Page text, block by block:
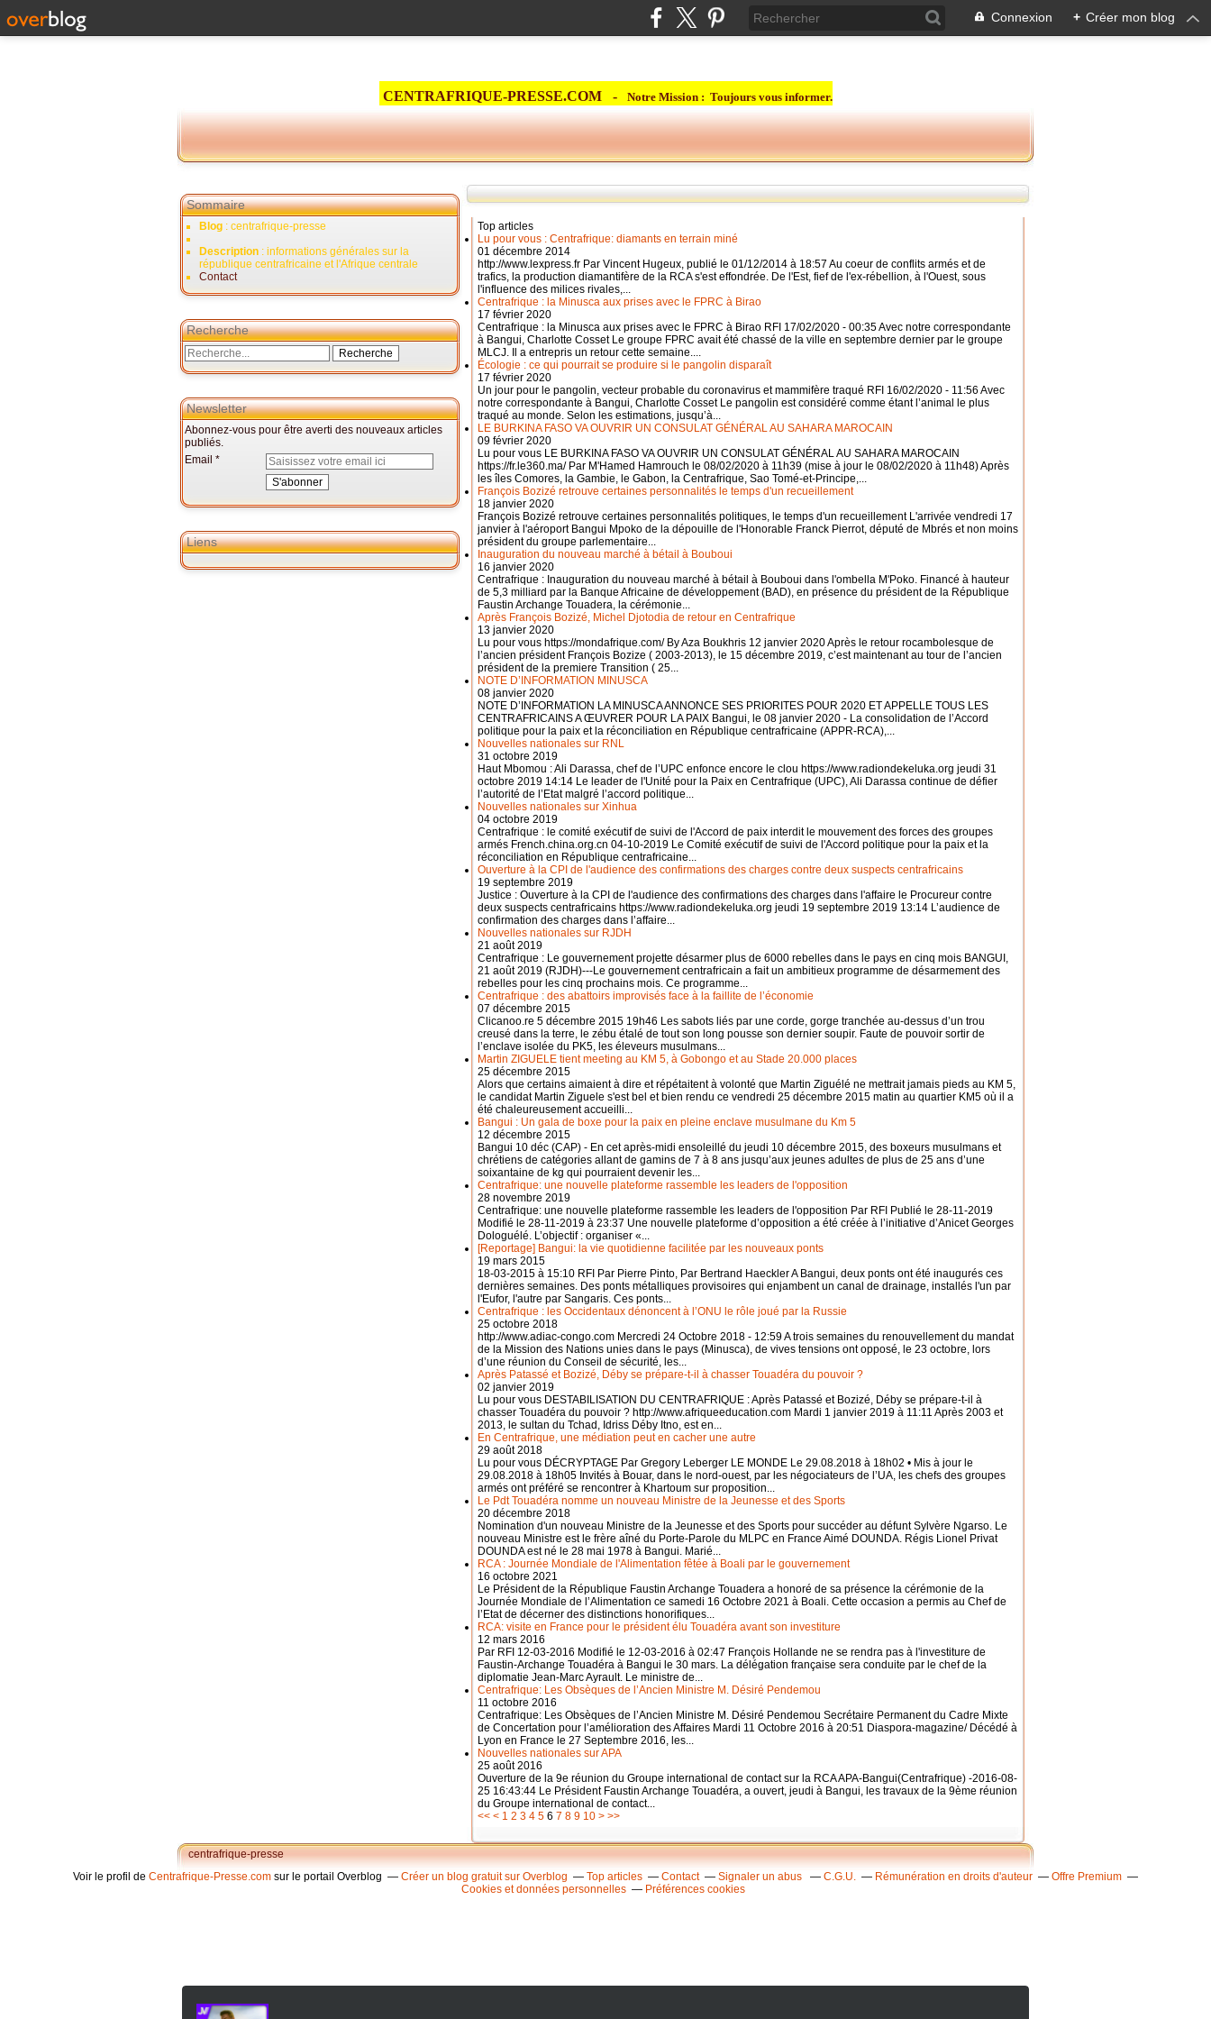
Connexion + Créer mon blog
CENTRAFRIQUE-PRESSE.COM - Notre Mission : Toujours vous informer.
Sommaire
Blog : centrafrique-presse
Description : informations générales sur la
république centrafricaine et l'Afrique centrale
Contact
Recherche
Newsletter
Abonnez-vous pour être averti des nouveaux articles
publiés.
Email
Liens
Top articles
Lu pour vous : Centrafrique: diamants en terrain miné
01 décembre 2014
http://www.lexpress.fr Par Vincent Hugeux, publié le 01/12/2014 à 18:57 Au coeur de conflits armés et de
trafics, la production diamantifère de la RCA s'est effondrée. De l'Est, fief de l'ex-rébellion, à l'Ouest, sous
l'influence des milices rivales,...
Centrafrique : la Minusca aux prises avec le FPRC à Birao
17 février 2020
Centrafrique : la Minusca aux prises avec le FPRC à Birao RFI 17/02/2020 - 00:35 Avec notre correspondante
à Bangui, Charlotte Cosset Le groupe FPRC avait été chassé de la ville en septembre dernier par le groupe
MLCJ. Il a entrepris un retour cette semaine....
Écologie : ce qui pourrait se produire si le pangolin disparaît
17 février 2020
Un jour pour le pangolin, vecteur probable du coronavirus et mammifère traqué RFI 16/02/2020 - 11:56 Avec
notre correspondante à Bangui, Charlotte Cosset Le pangolin est considéré comme étant l’animal le plus
traqué au monde. Selon les estimations, jusqu’à...
LE BURKINA FASO VA OUVRIR UN CONSULAT GÉNÉRAL AU SAHARA MAROCAIN
09 février 2020
Lu pour vous LE BURKINA FASO VA OUVRIR UN CONSULAT GÉNÉRAL AU SAHARA MAROCAIN
https://fr.le360.ma/ Par M'Hamed Hamrouch le 08/02/2020 à 11h39 (mise à jour le 08/02/2020 à 11h48) Après
les îles Comores, la Gambie, le Gabon, la Centrafrique, Sao Tomé-et-Principe,...
François Bozizé retrouve certaines personnalités le temps d'un recueillement
18 janvier 2020
François Bozizé retrouve certaines personnalités politiques, le temps d'un recueillement L'arrivée vendredi 17
janvier à l'aéroport Bangui Mpoko de la dépouille de l'Honorable Franck Pierrot, député de Mbrés et non moins
président du groupe parlementaire...
Inauguration du nouveau marché à bétail à Bouboui
16 janvier 2020
Centrafrique : Inauguration du nouveau marché à bétail à Bouboui dans l'ombella M'Poko. Financé à hauteur
de 5,3 milliard par la Banque Africaine de développement (BAD), en présence du président de la République
Faustin Archange Touadera, la cérémonie...
Après François Bozizé, Michel Djotodia de retour en Centrafrique
13 janvier 2020
Lu pour vous https://mondafrique.com/ By Aza Boukhris 12 janvier 2020 Après le retour rocambolesque de
l’ancien président François Bozize ( 2003-2013), le 15 décembre 2019, c’est maintenant au tour de l’ancien
président de la premiere Transition ( 25...
NOTE D’INFORMATION MINUSCA
08 janvier 2020
NOTE D’INFORMATION LA MINUSCA ANNONCE SES PRIORITES POUR 2020 ET APPELLE TOUS LES
CENTRAFRICAINS A ŒUVRER POUR LA PAIX Bangui, le 08 janvier 2020 - La consolidation de l’Accord
politique pour la paix et la réconciliation en République centrafricaine (APPR-RCA),...
Nouvelles nationales sur RNL
31 octobre 2019
Haut Mbomou : Ali Darassa, chef de l’UPC enfonce encore le clou https://www.radiondekeluka.org jeudi 31
octobre 2019 14:14 Le leader de l'Unité pour la Paix en Centrafrique (UPC), Ali Darassa continue de défier
l’autorité de l’Etat malgré l’accord politique...
Nouvelles nationales sur Xinhua
04 octobre 2019
Centrafrique : le comité exécutif de suivi de l'Accord de paix interdit le mouvement des forces des groupes
armés French.china.org.cn 04-10-2019 Le Comité exécutif de suivi de l'Accord politique pour la paix et la
réconciliation en République centrafricaine...
Ouverture à la CPI de l'audience des confirmations des charges contre deux suspects centrafricains
19 septembre 2019
Justice : Ouverture à la CPI de l'audience des confirmations des charges dans l'affaire le Procureur contre
deux suspects centrafricains https://www.radiondekeluka.org jeudi 19 septembre 2019 13:14 L’audience de
confirmation des charges dans l’affaire...
Nouvelles nationales sur RJDH
21 août 2019
Centrafrique : Le gouvernement projette désarmer plus de 6000 rebelles dans le pays en cinq mois BANGUI,
21 août 2019 (RJDH)---Le gouvernement centrafricain a fait un ambitieux programme de désarmement des
rebelles pour les cinq prochains mois. Ce programme...
Centrafrique : des abattoirs improvisés face à la faillite de l’économie
07 décembre 2015
Clicanoo.re 5 décembre 2015 19h46 Les sabots liés par une corde, gorge tranchée au-dessus d’un trou
creusé dans la terre, le zébu étalé de tout son long pousse son dernier soupir. Faute de pouvoir sortir de
l’enclave isolée du PK5, les éleveurs musulmans...
Martin ZIGUELE tient meeting au KM 5, à Gobongo et au Stade 20.000 places
25 décembre 2015
Alors que certains aimaient à dire et répétaitent à volonté que Martin Ziguélé ne mettrait jamais pieds au KM 5,
le candidat Martin Ziguele s'est bel et bien rendu ce vendredi 25 décembre 2015 matin au quartier KM5 où il a
été chaleureusement accueilli...
Bangui : Un gala de boxe pour la paix en pleine enclave musulmane du Km 5
12 décembre 2015
Bangui 10 déc (CAP) - En cet après-midi ensoleillé du jeudi 10 décembre 2015, des boxeurs musulmans et
chrétiens de catégories allant de gamins de 7 à 8 ans jusqu’aux jeunes adultes de plus de 25 ans d’une
soixantaine de kg qui pourraient devenir les...
Centrafrique: une nouvelle plateforme rassemble les leaders de l'opposition
28 novembre 2019
Centrafrique: une nouvelle plateforme rassemble les leaders de l'opposition Par RFI Publié le 28-11-2019
Modifié le 28-11-2019 à 23:37 Une nouvelle plateforme d’opposition a été créée à l’initiative d’Anicet Georges
Dologuélé. L’objectif : organiser «...
[Reportage] Bangui: la vie quotidienne facilitée par les nouveaux ponts
19 mars 2015
18-03-2015 à 15:10 RFI Par Pierre Pinto, Par Bertrand Haeckler A Bangui, deux ponts ont été inaugurés ces
dernières semaines. Des ponts métalliques provisoires qui enjambent un canal de drainage, installés l'un par
l'Eufor, l'autre par Sangaris. Ces ponts...
Centrafrique : les Occidentaux dénoncent à l’ONU le rôle joué par la Russie
25 octobre 2018
http://www.adiac-congo.com Mercredi 24 Octobre 2018 - 12:59 A trois semaines du renouvellement du mandat
de la Mission des Nations unies dans le pays (Minusca), de vives tensions ont opposé, le 23 octobre, lors
d’une réunion du Conseil de sécurité, les...
Après Patassé et Bozizé, Déby se prépare-t-il à chasser Touadéra du pouvoir ?
02 janvier 2019
Lu pour vous DESTABILISATION DU CENTRAFRIQUE : Après Patassé et Bozizé, Déby se prépare-t-il à
chasser Touadéra du pouvoir ? http://www.afriqueeducation.com Mardi 1 janvier 2019 à 11:11 Après 2003 et
2013, le sultan du Tchad, Idriss Déby Itno, est en...
En Centrafrique, une médiation peut en cacher une autre
29 août 2018
Lu pour vous DÉCRYPTAGE Par Gregory Leberger LE MONDE Le 29.08.2018 à 18h02 • Mis à jour le
29.08.2018 à 18h05 Invités à Bouar, dans le nord-ouest, par les négociateurs de l’UA, les chefs des groupes
armés ont préféré se rencontrer à Khartoum sur proposition...
Le Pdt Touadéra nomme un nouveau Ministre de la Jeunesse et des Sports
20 décembre 2018
Nomination d'un nouveau Ministre de la Jeunesse et des Sports pour succéder au défunt Sylvère Ngarso. Le
nouveau Ministre est le frère aîné du Porte-Parole du MLPC en France Aimé DOUNDA. Régis Lionel Privat
DOUNDA est né le 28 mai 1978 à Bangui. Marié...
RCA : Journée Mondiale de l'Alimentation fêtée à Boali par le gouvernement
16 octobre 2021
Le Président de la République Faustin Archange Touadera a honoré de sa présence la cérémonie de la
Journée Mondiale de l’Alimentation ce samedi 16 Octobre 2021 à Boali. Cette occasion a permis au Chef de
l’Etat de décerner des distinctions honorifiques...
RCA: visite en France pour le président élu Touadéra avant son investiture
12 mars 2016
Par RFI 12-03-2016 Modifié le 12-03-2016 à 02:47 François Hollande ne se rendra pas à l'investiture de
Faustin-Archange Touadéra à Bangui le 30 mars. La délégation française sera conduite par le chef de la
diplomatie Jean-Marc Ayrault. Le ministre de...
Centrafrique: Les Obsèques de l’Ancien Ministre M. Désiré Pendemou
11 octobre 2016
Centrafrique: Les Obsèques de l’Ancien Ministre M. Désiré Pendemou Secrétaire Permanent du Cadre Mixte
de Concertation pour l’amélioration des Affaires Mardi 11 Octobre 2016 à 20:51 Diaspora-magazine/ Décédé à
Lyon en France le 27 Septembre 2016, les...
Nouvelles nationales sur APA
25 août 2016
Ouverture de la 9e réunion du Groupe international de contact sur la RCA APA-Bangui(Centrafrique) -2016-08-
25 16:43:44 Le Président Faustin Archange Touadéra, a ouvert, jeudi à Bangui, les travaux de la 9ème réunion
du Groupe international de contact...
<< < 1 2 3 4 5 6 7 8 9 10 20
30
40
50
60
70
80
90
100
200
300
400
500
600
700
800
900
1000
> >>
centrafrique-presse
Voir le profil de Centrafrique-Presse.com sur le portail Overblog Créer un blog gratuit sur Overblog Top articles Contact Signaler un abus C.G.U. Rémunération en droits d'auteur
Offre Premium
Cookies et données personnelles
Préférences cookies